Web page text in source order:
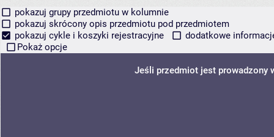
pokazuj grupy przedmiotu w kolumnie
pokazuj skrócony opis przedmiotu pod przedmiotem
pokazuj cykle i koszyki rejestracyjne
dodatkowe
Pokaż opcje
Jeśli przedmiot jest prowadzony